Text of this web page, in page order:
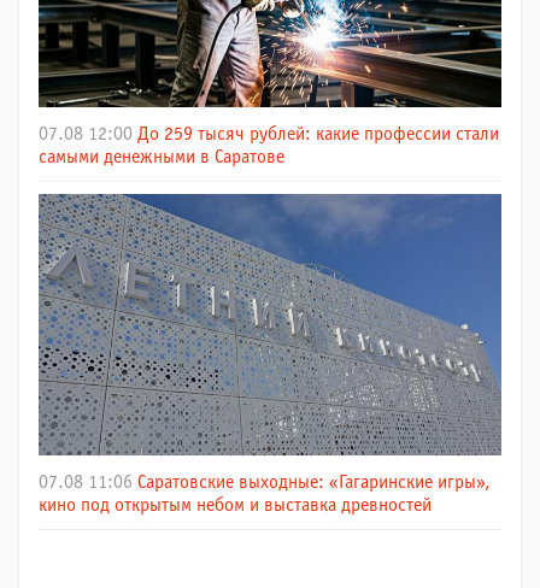
07.08 12:00 До 259 тысяч рублей: какие профессии стали
самыми денежными в Саратове
07.08 11:06 Саратовские выходные: «Гагаринские игры»,
кино под открытым небом и выставка древностей